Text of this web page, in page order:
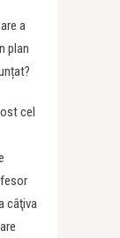
a
plan
cel
câţiva